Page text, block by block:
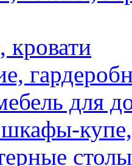
кровати
для
купе,
столы